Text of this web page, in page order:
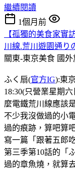
繼續閱讀
1個月前
【孤獨的美食家實
川線.荒川遊園通り
關東-東京美食 國
ふく扇(官方IG):東
18:30(只營業星期
麼電鐵荒川線應該
不少我沒做過的小
過的痕跡，算吧算
寫一篇「跟著五郎
第三季第10話的「
過的章魚燒，就算